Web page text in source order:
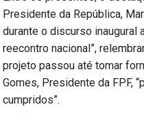
Presidente da República,
durante o discurso inaugural
reecontro nacional”,
projeto passou até tomar
Gomes, Presidente da FPF,
cumpridos”.